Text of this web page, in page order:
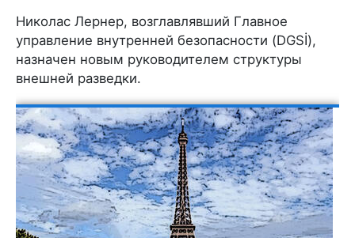
Николас Лернер, возглавлявший Главное
управление внутренней безопасности (DGSİ),
назначен новым руководителем структуры
внешней разведки.